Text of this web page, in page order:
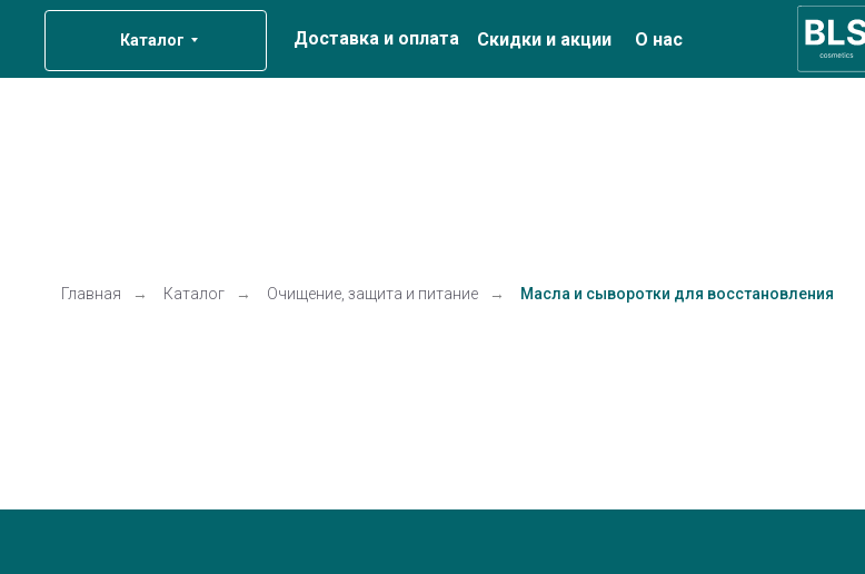
Каталог О нас
Доставка и оплата Скидки и акции
Главная → Каталог → Очищение, защита и питание → Масла и сыворотки для восстановления